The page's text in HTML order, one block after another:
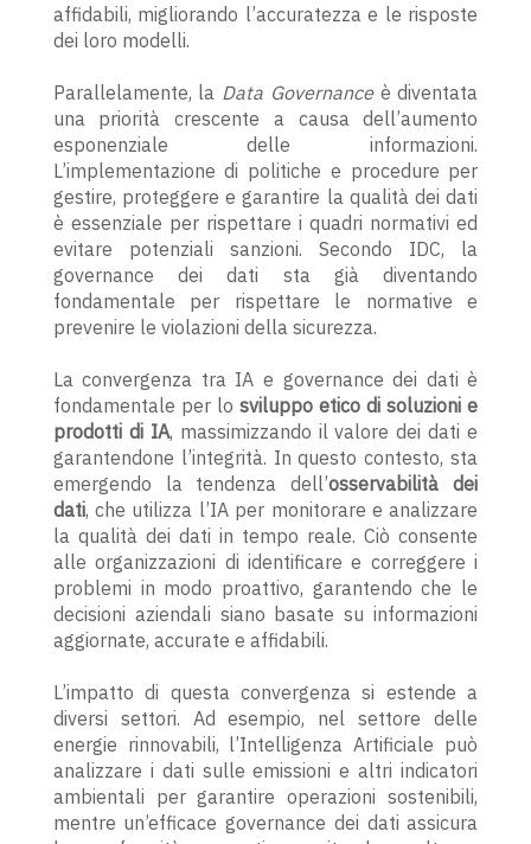
affidabili, migliorando l’accuratezza e le risposte
dei loro modelli.
Parallelamente, la Data Governanceè diventata
una priorità crescente a causa dell’aumento
esponenziale delle informazioni.
L’implementazione di politiche e procedure per
gestire, proteggere e garantire la qualità dei dati
è essenziale per rispettare i quadri normativi ed
evitare potenziali sanzioni. Secondo IDC, la
governance dei dati sta già diventando
fondamentale per rispettare le normative e
prevenire le violazioni della sicurezza.
La convergenza tra IA e governance dei dati è
fondamentale per lo sviluppo etico di soluzioni e
prodotti di IA, massimizzando il valore dei dati e
garantendone l’integrità. In questo contesto, sta
emergendo la tendenza dell’osservabilità dei
dati, che utilizza l’IA per monitorare e analizzare
la qualità dei dati in tempo reale. Ciò consente
alle organizzazioni di identificare e correggere i
problemi in modo proattivo, garantendo che le
decisioni aziendali siano basate su informazioni
aggiornate, accurate e affidabili.
L’impatto di questa convergenza si estende a
diversi settori. Ad esempio, nel settore delle
energie rinnovabili, l’Intelligenza Artificiale può
analizzare i dati sulle emissioni e altri indicatori
ambientali per garantire operazioni sostenibili,
mentre un’efficace governance dei dati assicura